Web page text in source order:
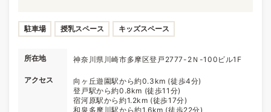
駐車場 授乳スペース キッズスペース
所在地 神奈川県川崎市多摩区登戸2777-2Ｎ-100ビル1F
アクセス
向ヶ丘遊園駅から約0.3km (徒歩4分)
登戸駅から約0.8km (徒歩11分)
宿河原駅から約1.2km (徒歩17分)
和泉多摩川駅から約1.6km (徒歩22分)